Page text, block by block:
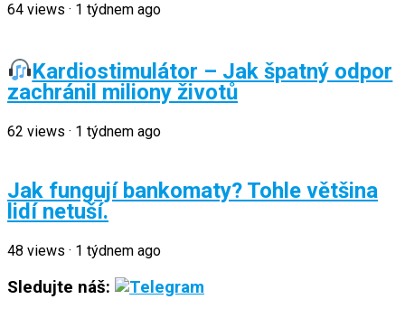
64 views · 1 týdnem ago
Kardiostimulátor – Jak špatný odpor
zachránil miliony životů
62 views · 1 týdnem ago
Jak fungují bankomaty? Tohle většina
lidí netuší.
48 views · 1 týdnem ago
Sledujte náš: